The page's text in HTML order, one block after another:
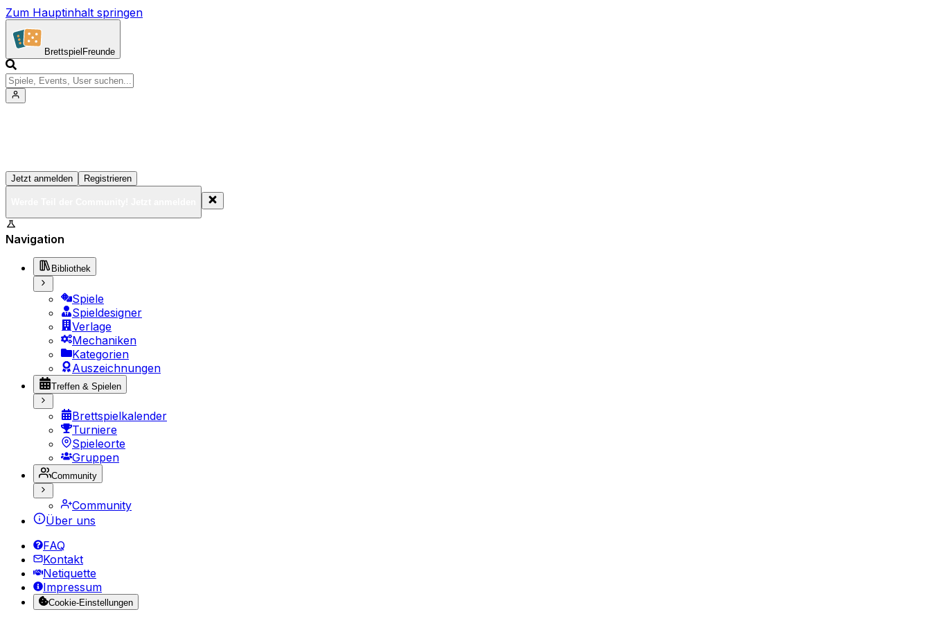
Zum Hauptinhalt springen
Brettspiel Freunde
Jetzt anmelden Registrieren
Navigation
Bibliothek
Spiele
Spieldesigner
Verlage
Mechaniken
Kategorien
Auszeichnungen
Treffen & Spielen
Brettspielkalender
Turniere
Spieleorte
Gruppen
Community
Community
Über uns
FAQ
Kontakt
Netiquette
Impressum
Cookie-Einstellungen